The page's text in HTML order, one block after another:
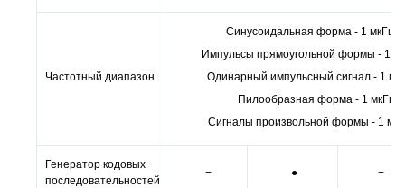
Частотный диапазон
Синусоидальная форма - 1 мкГц
Импульсы прямоугольной формы - 1
Одинарный импульсный сигнал - 1
Пилообразная форма - 1 мкГц
Сигналы произвольной формы - 1
Генератор кодовых
последовательностей
− ● −